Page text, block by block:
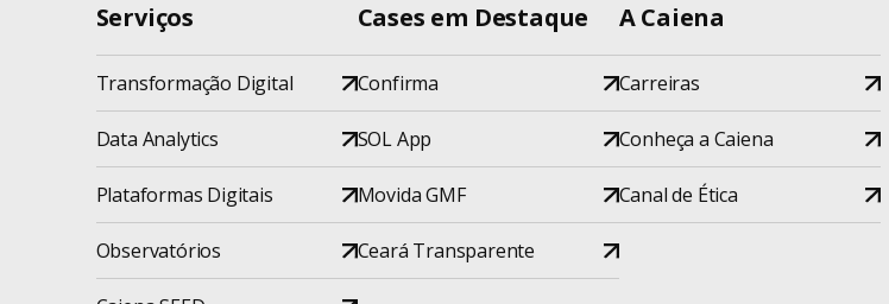
Serviços
Transformação Digital
Data Analytics
Plataformas Digitais
Observatórios
Cases em Destaque
Confirma
SOL App
Movida GMF
Ceará Transparente
A Caiena
Carreiras
Conheça a Caiena
Canal de Ética